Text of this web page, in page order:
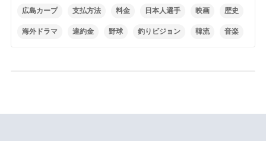
広島カープ 支払方法 料金 日本人選手 映画 歴史
海外ドラマ 違約金 野球 釣りビジョン 韓流 音楽